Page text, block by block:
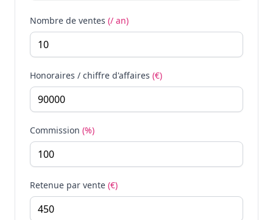
Nombre de ventes (/ an)
Honoraires / chiffre d'affaires (€)
Commission (%)
Retenue par vente (€)